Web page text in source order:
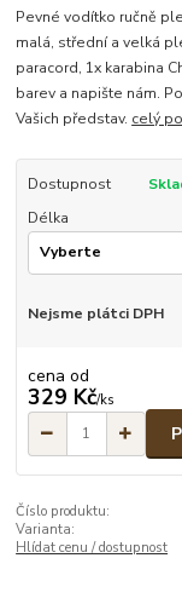
Pevné vodítko ručně
malá, střední a velká
paracord, 1x karabina
barev a napište nám.
Vašich představ. celý
Dostupnost
Délka
Nejsme plátci DPH
cena od
329 Kč/ks
Číslo produktu:
Varianta:
Hlídat cenu / dostupnost